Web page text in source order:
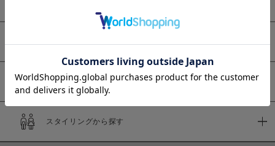
価格
～
予約商品
スタイリングから探す